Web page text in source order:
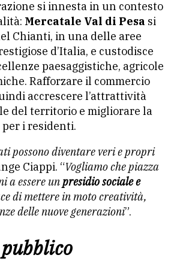
si innesta in un contesto
Mercatale Val di Pesa si
Chianti, in una delle aree
d’Italia, e custodisce
paesaggistiche, agricole
Rafforzare il commercio
accrescere l’attrattività
del territorio e migliorare la
i residenti.
possono diventare veri e propri
Ciappi. “Vogliamo che piazza
a essere un presidio sociale e
di mettere in moto creatività,
delle nuove generazioni”.